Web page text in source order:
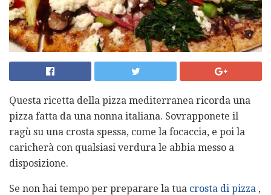
Questa ricetta della pizza mediterranea ricorda una
pizza fatta da una nonna italiana. Sovrapponete il
ragù su una crosta spessa, come la focaccia, e poi la
caricherà con qualsiasi verdura le abbia messo a
disposizione.
Se non hai tempo per preparare la tua crosta di pizza ,